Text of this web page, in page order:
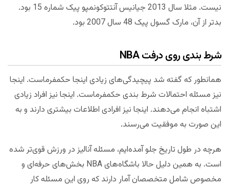
نیست. مثلا سال 2013 جیانیس آنتتوکونمپو پیک شماره 15 بود.
بدتر از آن، مارک گسول پیک 48 سال 2007 بود.
شرط بندی روی درفت NBA
همانطور که گفته شد پیچیدگی‌های زیادی اینجا حکمفرماست. اینجا
نیز مسئله احتمالات شرط بندی حکمفرماست. اینجا نیز افراد زیادی
اشتباه انجام می‌دهند. اینجا نیز افرادی اطلاعات بیشتری دارند و به
این صورت به موفقیت می‌رسند.
هرچه در طول تاریخ جلو آمده‌ایم، مسئله آنالیز در ورزش قوی‌تر شده
است. به همین دلیل حالا باشگاه‌های NBA بخش‌های حرفه‌ای و
مخصوص شامل متخصصان آمار دارند که روی این مسئله کار